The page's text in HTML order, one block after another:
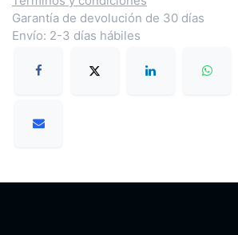
Garantía de devolución de 30 días
Envío: 2-3 días hábiles